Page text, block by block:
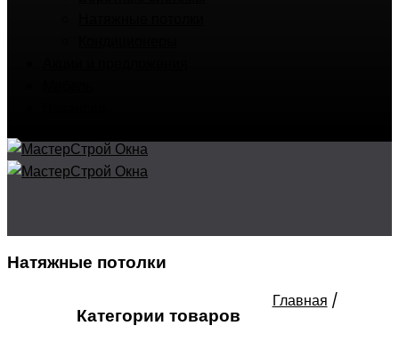
Натяжные потолки
Категории товаров
Главная /